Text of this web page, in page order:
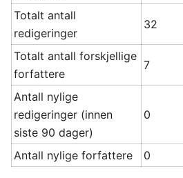
Totalt antall
redigeringer
32
Totalt antall forskjellige
forfattere
7
Antall nylige
redigeringer (innen
siste 90 dager)
0
Antall nylige forfattere 0